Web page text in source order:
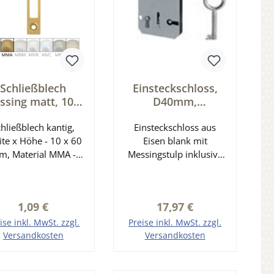
Schließblech
matt, 10 x
XS001kantig,
x Höhe - 10 x 60
Material MMA -
Regulärer Preis:
1,09 €
inkl. MwSt. zzgl.
Versandkosten
Einsteckschloss,
D40mm,
ießung Serie ES111
Einsteckschloss aus
Eisen blank mit
Messingstulp inklusive
ng links, rechts und
unten (lad) verwendbar
Dornmaß: 40 mm
Regulärer Preis:
17,97 €
Preise inkl. MwSt. zzgl.
Versandkosten